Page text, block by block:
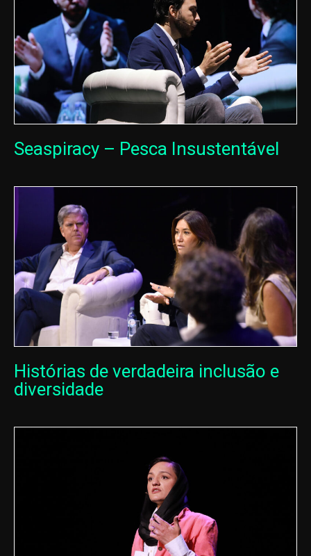
Seaspiracy – Pesca Insustentável
Histórias de verdadeira inclusão e
diversidade